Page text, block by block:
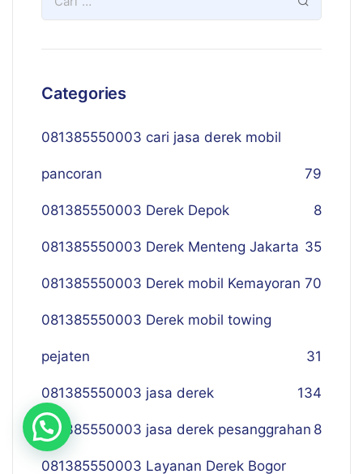
Categories
081385550003 cari jasa derek mobil
pancoran 79
081385550003 Derek Depok 8
081385550003 Derek Menteng Jakarta 35
081385550003 Derek mobil Kemayoran 70
081385550003 Derek mobil towing
pejaten 31
081385550003 jasa derek 134
081385550003 jasa derek pesanggrahan 8
081385550003 Layanan Derek Bogor